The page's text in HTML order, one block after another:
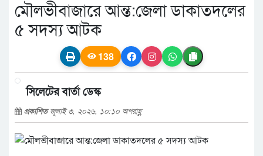
মৌলভীবাজারে আন্ত:জেলা ডাকাতদলের
৫ সদস্য আটক
138
সিলেটের বার্তা ডেস্ক
প্রকাশিতজুলাই ৩, ২০২৬, ১০:১০ অপরাহ্ণ